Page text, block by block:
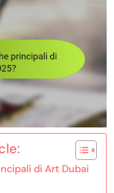
di Art Dubai